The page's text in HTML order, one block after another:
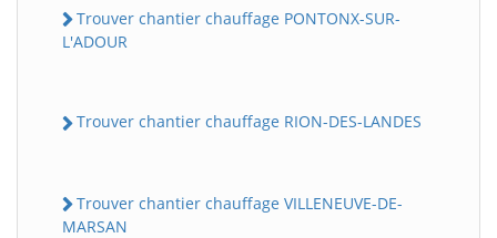
Trouver chantier chauffage PONTONX-SUR-
L'ADOUR
Trouver chantier chauffage RION-DES-LANDES
Trouver chantier chauffage VILLENEUVE-DE-
MARSAN